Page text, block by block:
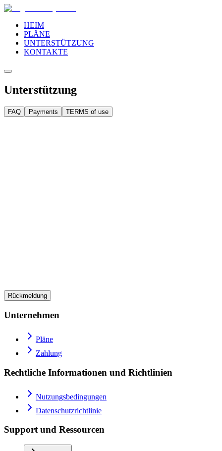
HEIM
PLÄNE
UNTERSTÜTZUNG
KONTAKTE
Unterstützung
FAQ Payments TERMS of use
Rückmeldung
Unternehmen
Pläne
Zahlung
Rechtliche Informationen und Richtlinien
Nutzungsbedingungen
Datenschutzrichtlinie
Support und Ressourcen